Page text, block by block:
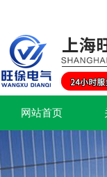
网站首页